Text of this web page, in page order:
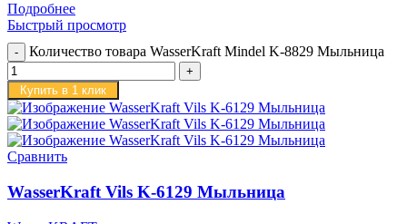
Подробнее
Быстрый просмотр
Количество товара WasserKraft Mindel K-8829 Мыльница
Купить в 1 клик
Сравнить
WasserKraft Vils K-6129 Мыльница